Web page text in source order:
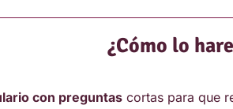
¿Cómo lo
con preguntas cortas para que